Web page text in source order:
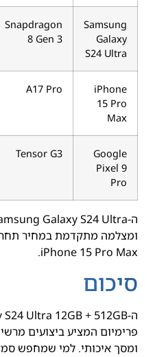
Samsung
Galaxy
S24 Ultra
Snapdragon
8 Gen 3
iPhone
15 Pro
Max
A17 Pro
Google
Pixel 9
Pro
Tensor G3
ומצלמה מתקדמת במחיר
iPhone 15 Pro Max.
סיכום
פרימיום המציע ביצועים
ומסך איכותי. למי שמחפש